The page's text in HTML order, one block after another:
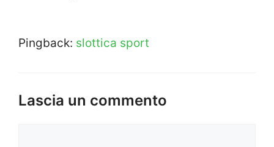
Pingback: slottica sport
Lascia un commento